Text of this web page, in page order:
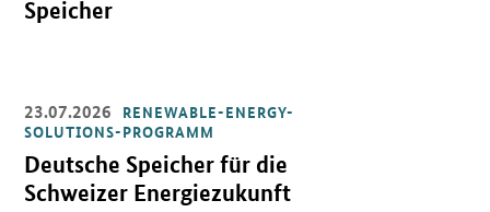
Speicher
23.07.2026 RENEWABLE-ENERGY-
SOLUTIONS-PROGRAMM
Deutsche Speicher für die
Schweizer Energiezukunft
Öffnet Einzelsicht